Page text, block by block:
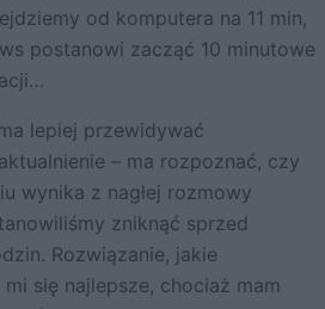
od komputera na 11 min,
postanowi zacząć 10 minutowe
lepiej przewidywać
– ma rozpoznać, czy
wynika z nagłej rozmowy
zniknąć sprzed
Rozwiązanie, jakie
się najlepsze, chociaż mam